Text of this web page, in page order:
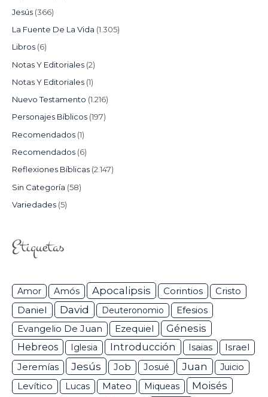
Jesús (366)
La Fuente De La Vida (1.305)
Libros (6)
Notas Y Editoriales (2)
Notas Y Editoriales (1)
Nuevo Testamento (1.216)
Personajes Bíblicos (197)
Recomendados (1)
Recomendados (6)
Reflexiones Bíblicas (2.147)
Sin Categoría (58)
Variedades (5)
Etiquetas
Amor Amós Apocalipsis Corintios Cristo
Daniel David Deuteronomio Efesios
Evangelio De Juan Ezequiel
Génesis
Hebreos
Iglesia Introducción Isaias Israel
Jeremías Jesús Job Josué Juan
Juicio
Levítico
Lucas Mateo Miqueas Moisés